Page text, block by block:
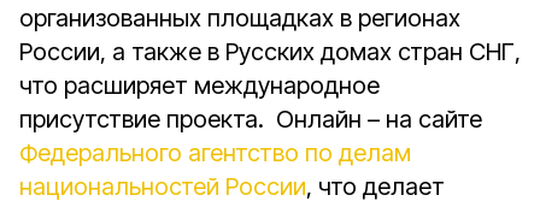
организованных площадках в регионах
России, а также в Русских домах стран СНГ,
что расширяет международное
присутствие проекта. Онлайн – на сайте
Федерального агентство по делам
национальностей России, что делает